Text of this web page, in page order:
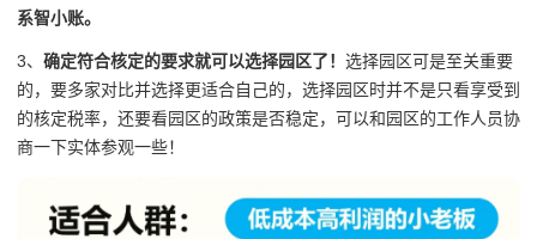
系智小账。
3、 确定符合核定的要求就可以选择园区了！ 选择园区可是至关重要
的，要多家对比并选择更适合自己的，选择园区时并不是只看享受到
的核定税率，还要看园区的政策是否稳定，可以和园区的工作人员协
商一下实体参观一些！